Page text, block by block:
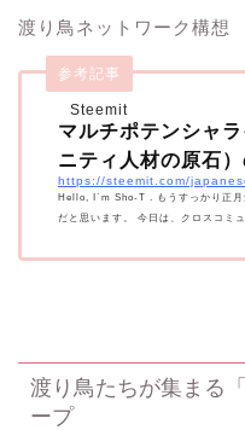
渡り鳥ネットワーク構想
Steemit
参考記事
マルチポテンシャ
ニティ人材の原石
https://steemit.com/
Hello, I`m Sho-T . もうすっかり正月
だと思います。 今日は、クロスコミ
渡り鳥たちが集まる
ープ